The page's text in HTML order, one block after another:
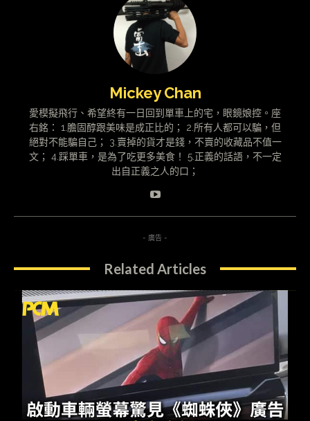
Mickey Chan
愛模擬飛行、希望終有一日回到單車上的宅，眼鏡娘控。座
右銘： 1.膽固醇跟美味是成正比的； 2.所有人都可以騙，但
絕對不能騙自己； 3.賣掉的貨才是錢，不賣的收藏品不值一
文； 4.踩單車，是為了吃更多美食！ 5.正義的話語，不一定
出自正義之人的口；
- 廣告 -
Related Articles